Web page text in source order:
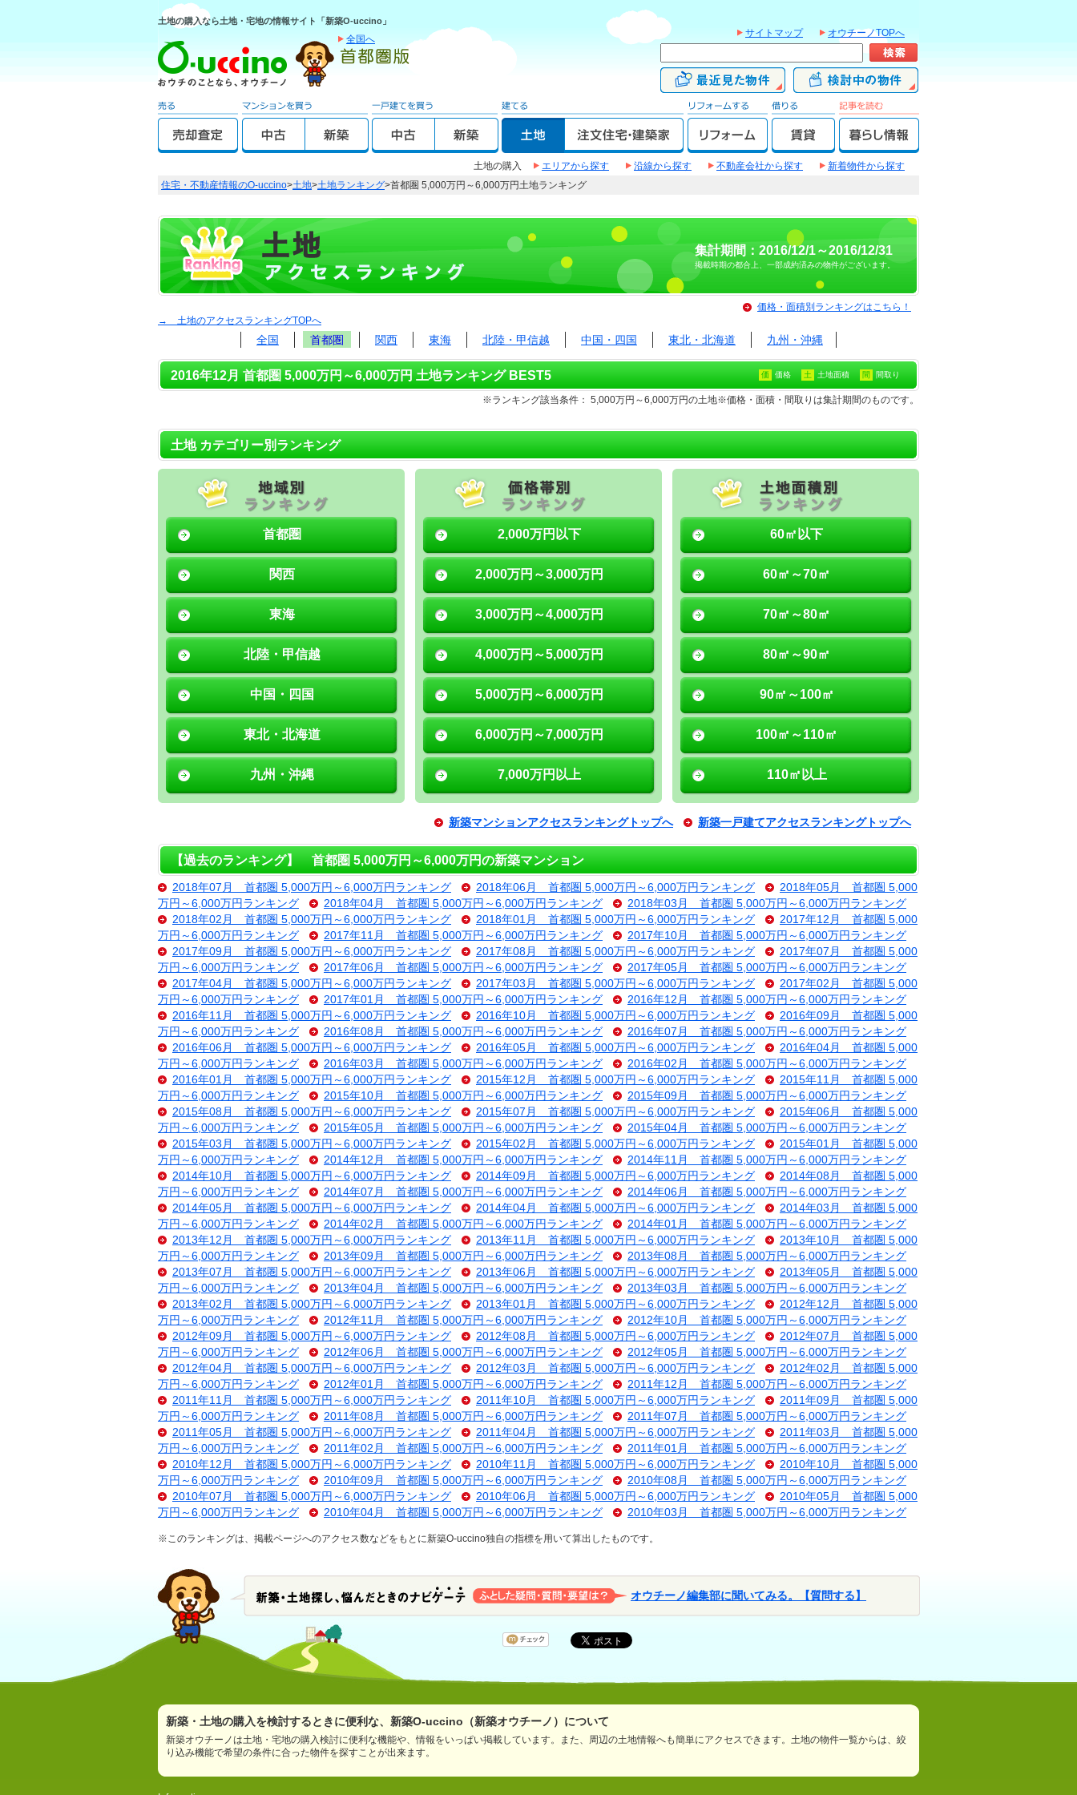
土地の購入なら土地・宅地の情報サイト「新築O-uccino」
全国へ
サイトマップ オウチーノTOPへ
土地の購入 エリアから探す 沿線から探す 不動産会社から探す
新着物件から探す
住宅・不動産情報のO-uccino>土地>土地ランキング>首都圏 5,000万円～6,000万円土地ランキング
集計期間：2016/12/1～2016/12/31
掲載時期の都合上、一部成約済みの物件がございます。
価格・面積別ランキングはこちら！
→ 土地のアクセスランキングTOPへ
全国 首都圏 関西 東海 北陸・甲信越 中国・四国 東北・北海道 九州・沖縄
2016年12月 首都圏 5,000万円～6,000万円 土地ランキング BEST5 価 価格 土 土地面積 間 間取り
※ランキング該当条件： 5,000万円～6,000万円の土地※価格・面積・間取りは集計期間のものです。
土地 カテゴリー別ランキング
首都圏
関西
東海
北陸・甲信越
中国・四国
東北・北海道
九州・沖縄
2,000万円以下
2,000万円～3,000万円
3,000万円～4,000万円
4,000万円～5,000万円
5,000万円～6,000万円
6,000万円～7,000万円
7,000万円以上
60㎡以下
60㎡～70㎡
70㎡～80㎡
80㎡～90㎡
90㎡～100㎡
100㎡～110㎡
110㎡以上
新築マンションアクセスランキングトップへ 新築一戸建てアクセスランキングトップへ
【過去のランキング】 首都圏 5,000万円～6,000万円の新築マンション
2018年07月 首都圏 5,000万円～6,000万円ランキング 2018年06月 首都圏 5,000万円～6,000万円ランキング
2018年05月 首都圏 5,000
万円～6,000万円ランキング
2018年04月 首都圏 5,000万円～6,000万円ランキング
2018年03月 首都圏 5,000万円～6,000万円ランキング
2018年02月 首都圏 5,000万円～6,000万円ランキング
2018年01月 首都圏 5,000万円～6,000万円ランキング
2017年12月 首都圏 5,000
万円～6,000万円ランキング
2017年11月 首都圏 5,000万円～6,000万円ランキング
2017年10月 首都圏 5,000万円～6,000万円ランキング
2017年09月 首都圏 5,000万円～6,000万円ランキング
2017年08月 首都圏 5,000万円～6,000万円ランキング
2017年07月 首都圏 5,000
万円～6,000万円ランキング
2017年06月 首都圏 5,000万円～6,000万円ランキング
2017年05月 首都圏 5,000万円～6,000万円ランキング
2017年04月 首都圏 5,000万円～6,000万円ランキング
2017年03月 首都圏 5,000万円～6,000万円ランキング
2017年02月 首都圏 5,000
万円～6,000万円ランキング
2017年01月 首都圏 5,000万円～6,000万円ランキング
2016年12月 首都圏 5,000万円～6,000万円ランキング
2016年11月 首都圏 5,000万円～6,000万円ランキング
2016年10月 首都圏 5,000万円～6,000万円ランキング
2016年09月 首都圏 5,000
万円～6,000万円ランキング
2016年08月 首都圏 5,000万円～6,000万円ランキング
2016年07月 首都圏 5,000万円～6,000万円ランキング
2016年06月 首都圏 5,000万円～6,000万円ランキング
2016年05月 首都圏 5,000万円～6,000万円ランキング
2016年04月 首都圏 5,000
万円～6,000万円ランキング
2016年03月 首都圏 5,000万円～6,000万円ランキング
2016年02月 首都圏 5,000万円～6,000万円ランキング
2016年01月 首都圏 5,000万円～6,000万円ランキング
2015年12月 首都圏 5,000万円～6,000万円ランキング
2015年11月 首都圏 5,000
万円～6,000万円ランキング
2015年10月 首都圏 5,000万円～6,000万円ランキング
2015年09月 首都圏 5,000万円～6,000万円ランキング
2015年08月 首都圏 5,000万円～6,000万円ランキング
2015年07月 首都圏 5,000万円～6,000万円ランキング
2015年06月 首都圏 5,000
万円～6,000万円ランキング
2015年05月 首都圏 5,000万円～6,000万円ランキング
2015年04月 首都圏 5,000万円～6,000万円ランキング
2015年03月 首都圏 5,000万円～6,000万円ランキング
2015年02月 首都圏 5,000万円～6,000万円ランキング
2015年01月 首都圏 5,000
万円～6,000万円ランキング
2014年12月 首都圏 5,000万円～6,000万円ランキング
2014年11月 首都圏 5,000万円～6,000万円ランキング
2014年10月 首都圏 5,000万円～6,000万円ランキング
2014年09月 首都圏 5,000万円～6,000万円ランキング
2014年08月 首都圏 5,000
万円～6,000万円ランキング
2014年07月 首都圏 5,000万円～6,000万円ランキング
2014年06月 首都圏 5,000万円～6,000万円ランキング
2014年05月 首都圏 5,000万円～6,000万円ランキング
2014年04月 首都圏 5,000万円～6,000万円ランキング
2014年03月 首都圏 5,000
万円～6,000万円ランキング
2014年02月 首都圏 5,000万円～6,000万円ランキング
2014年01月 首都圏 5,000万円～6,000万円ランキング
2013年12月 首都圏 5,000万円～6,000万円ランキング
2013年11月 首都圏 5,000万円～6,000万円ランキング
2013年10月 首都圏 5,000
万円～6,000万円ランキング
2013年09月 首都圏 5,000万円～6,000万円ランキング
2013年08月 首都圏 5,000万円～6,000万円ランキング
2013年07月 首都圏 5,000万円～6,000万円ランキング
2013年06月 首都圏 5,000万円～6,000万円ランキング
2013年05月 首都圏 5,000
万円～6,000万円ランキング
2013年04月 首都圏 5,000万円～6,000万円ランキング
2013年03月 首都圏 5,000万円～6,000万円ランキング
2013年02月 首都圏 5,000万円～6,000万円ランキング
2013年01月 首都圏 5,000万円～6,000万円ランキング
2012年12月 首都圏 5,000
万円～6,000万円ランキング
2012年11月 首都圏 5,000万円～6,000万円ランキング
2012年10月 首都圏 5,000万円～6,000万円ランキング
2012年09月 首都圏 5,000万円～6,000万円ランキング
2012年08月 首都圏 5,000万円～6,000万円ランキング
2012年07月 首都圏 5,000
万円～6,000万円ランキング
2012年06月 首都圏 5,000万円～6,000万円ランキング
2012年05月 首都圏 5,000万円～6,000万円ランキング
2012年04月 首都圏 5,000万円～6,000万円ランキング
2012年03月 首都圏 5,000万円～6,000万円ランキング
2012年02月 首都圏 5,000
万円～6,000万円ランキング
2012年01月 首都圏 5,000万円～6,000万円ランキング
2011年12月 首都圏 5,000万円～6,000万円ランキング
2011年11月 首都圏 5,000万円～6,000万円ランキング
2011年10月 首都圏 5,000万円～6,000万円ランキング
2011年09月 首都圏 5,000
万円～6,000万円ランキング
2011年08月 首都圏 5,000万円～6,000万円ランキング
2011年07月 首都圏 5,000万円～6,000万円ランキング
2011年05月 首都圏 5,000万円～6,000万円ランキング
2011年04月 首都圏 5,000万円～6,000万円ランキング
2011年03月 首都圏 5,000
万円～6,000万円ランキング
2011年02月 首都圏 5,000万円～6,000万円ランキング
2011年01月 首都圏 5,000万円～6,000万円ランキング
2010年12月 首都圏 5,000万円～6,000万円ランキング
2010年11月 首都圏 5,000万円～6,000万円ランキング
2010年10月 首都圏 5,000
万円～6,000万円ランキング
2010年09月 首都圏 5,000万円～6,000万円ランキング
2010年08月 首都圏 5,000万円～6,000万円ランキング
2010年07月 首都圏 5,000万円～6,000万円ランキング
2010年06月 首都圏 5,000万円～6,000万円ランキング
2010年05月 首都圏 5,000
万円～6,000万円ランキング
2010年04月 首都圏 5,000万円～6,000万円ランキング 2010年03月 首都圏 5,000万円～6,000万円ランキング
※このランキングは、掲載ページへのアクセス数などをもとに新築O-uccino独自の指標を用いて算出したものです。
オウチーノ編集部に聞いてみる。【質問する】
新築・土地の購入を検討するときに便利な、新築O-uccino（新築オウチーノ）について
新築オウチーノは土地・宅地の購入検討に便利な機能や、情報をいっぱい掲載しています。また、周辺の土地情報へも簡単にアクセスできます。土地の物件一覧からは、絞
り込み機能で希望の条件に合った物件を探すことが出来ます。